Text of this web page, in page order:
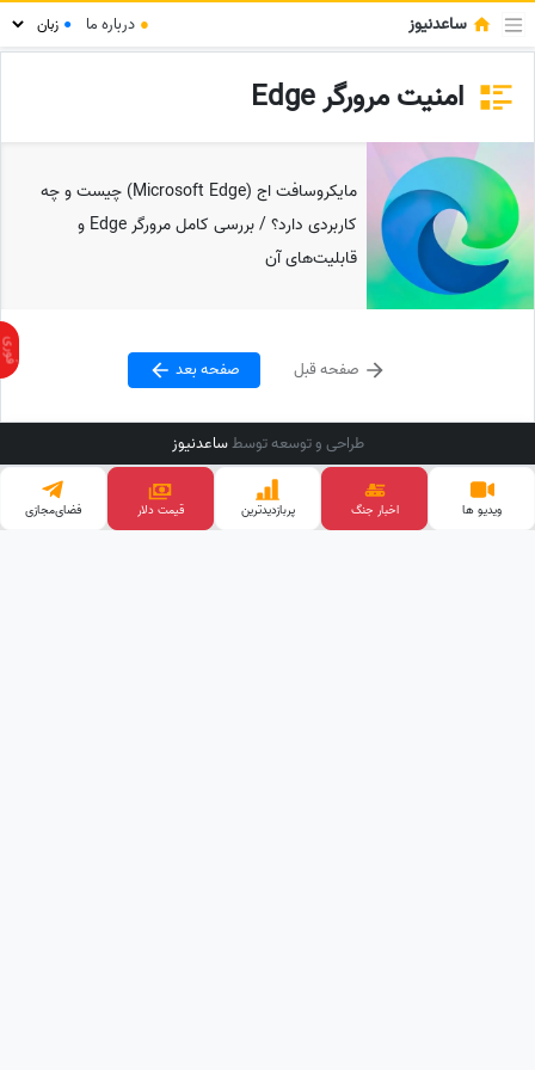
ساعدنیوز ● درباره ما ●
امنیت مرورگر Edge
مایکروسافت اج (Microsoft Edge) چیست و چه
کاربردی دارد؟ / بررسی کامل مرورگر Edge و
قابلیت‌های آن
صفحه قبل صفحه بعد
طراحی و توسعه توسطساعدنیوز
ویدیو ها اخبار جنگ پربازدید‌ترین قیمت دلار فضای‌مجازی